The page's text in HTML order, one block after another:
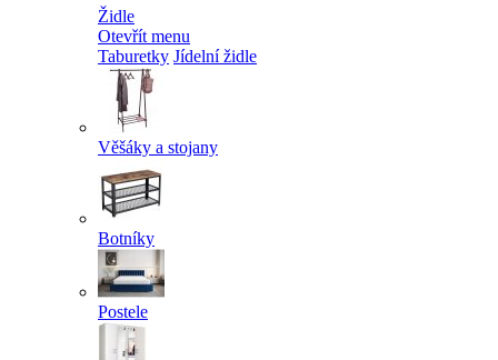
Židle
Otevřít menu
Taburetky Jídelní židle
Věšáky a stojany
Botníky
Postele